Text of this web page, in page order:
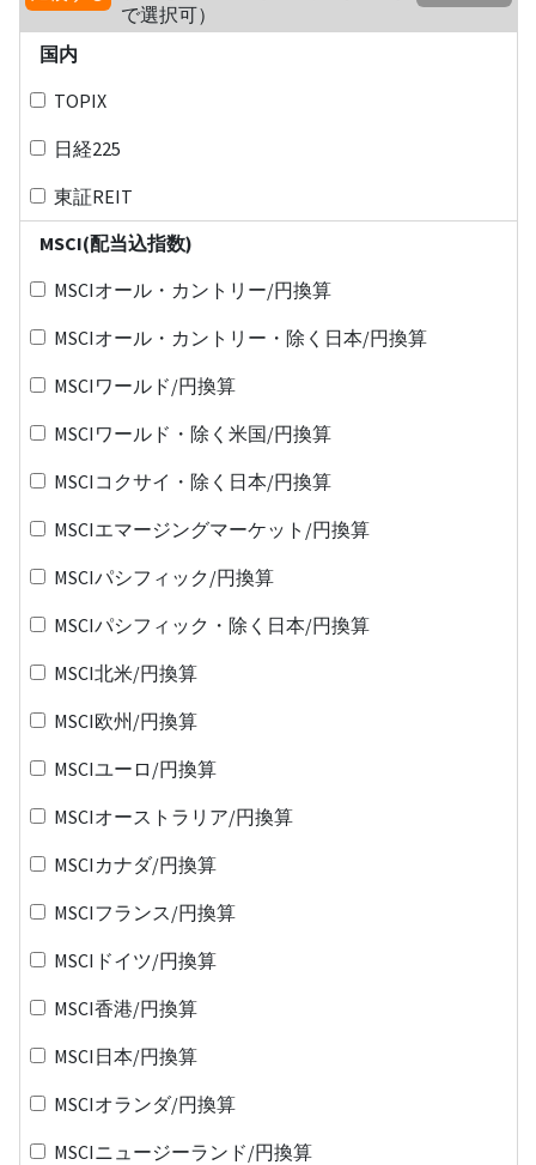
で選択可）
国内
TOPIX
日経225
東証REIT
MSCI(配当込指数)
MSCIオール・カントリー/円換算
MSCIオール・カントリー・除く日本/円換算
MSCIワールド/円換算
MSCIワールド・除く米国/円換算
MSCIコクサイ・除く日本/円換算
MSCIエマージングマーケット/円換算
MSCIパシフィック/円換算
MSCIパシフィック・除く日本/円換算
MSCI北米/円換算
MSCI欧州/円換算
MSCIユーロ/円換算
MSCIオーストラリア/円換算
MSCIカナダ/円換算
MSCIフランス/円換算
MSCIドイツ/円換算
MSCI香港/円換算
MSCI日本/円換算
MSCIオランダ/円換算
MSCIニュージーランド/円換算